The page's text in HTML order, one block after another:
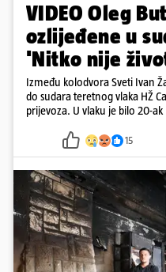
VIDEO Oleg
ozlijeđene u
'Nitko nije
Između kolodvora Sveti Ivan
do sudara teretnog vlaka HŽ
prijevoza. U vlaku je bilo 20-
15